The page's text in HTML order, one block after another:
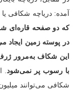
آمده: دریاچه‌ شکافی
که دو صفحه‌ قاره‌ای
در پوسته‌ زمین ایجاد
این شکاف به‌مرور
با رسوب پر نمی‌شود.
شکافی می‌توانند